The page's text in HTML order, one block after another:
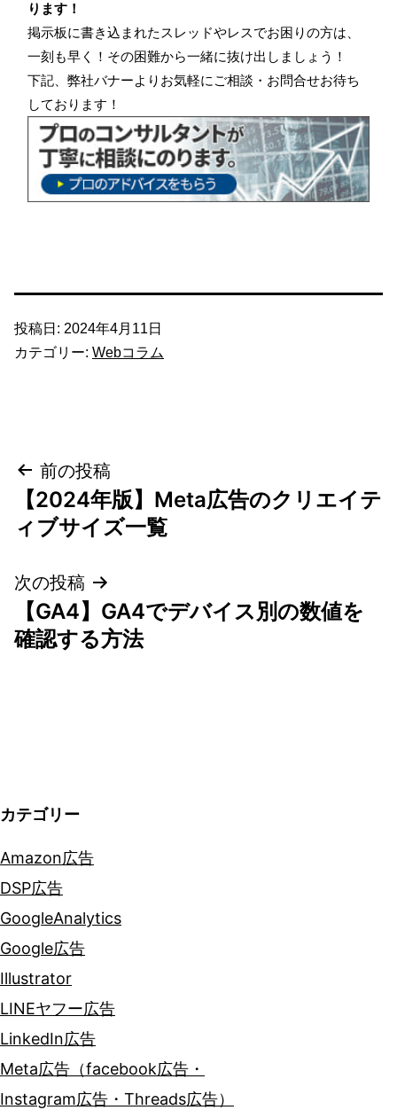
ります！
掲示板に書き込まれたスレッドやレスでお困りの方は、
一刻も早く！その困難から一緒に抜け出しましょう！
下記、弊社バナーよりお気軽にご相談・お問合せお待ち
しております！
投稿日: 2024年4月11日
カテゴリー: Webコラム
投
稿
ビ
ゲ
ン
前の投稿
【2024年版】Meta広告のクリエイテ
ィブサイズ一覧
次の投稿
【GA4】GA4でデバイス別の数値を
確認する方法
カテゴリー
Amazon広告
DSP広告
GoogleAnalytics
Google広告
Illustrator
LINEヤフー広告
LinkedIn広告
Meta広告（facebook広告・
Instagram広告・Threads広告）